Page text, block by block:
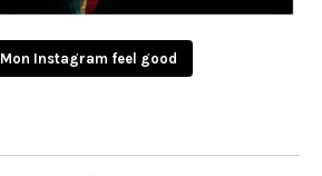
Mon Instagram feel good